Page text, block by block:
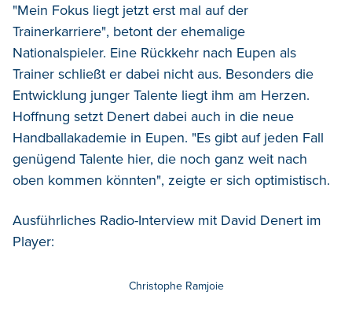
"Mein Fokus liegt jetzt erst mal auf der
Trainerkarriere", betont der ehemalige
Nationalspieler. Eine Rückkehr nach Eupen als
Trainer schließt er dabei nicht aus. Besonders die
Entwicklung junger Talente liegt ihm am Herzen.
Hoffnung setzt Denert dabei auch in die neue
Handballakademie in Eupen. "Es gibt auf jeden Fall
genügend Talente hier, die noch ganz weit nach
oben kommen könnten", zeigte er sich optimistisch.
Ausführliches Radio-Interview mit David Denert im
Player:
Christophe Ramjoie